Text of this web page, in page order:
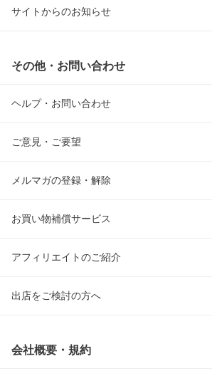
サイトからのお知らせ
その他・お問い合わせ
ヘルプ・お問い合わせ
ご意見・ご要望
メルマガの登録・解除
お買い物補償サービス
アフィリエイトのご紹介
出店をご検討の方へ
会社概要・規約